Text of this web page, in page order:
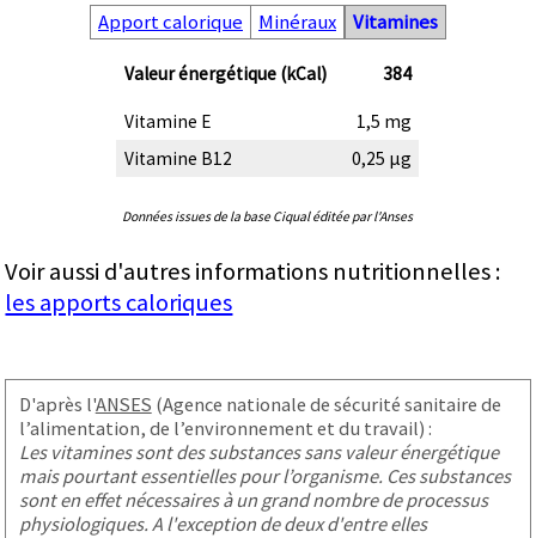
Apport calorique Minéraux Vitamines
Valeur énergétique (kCal) 384
Vitamine E
1,5 mg
Vitamine B12
0,25 µg
Données issues de la base Ciqual éditée par l'Anses
Voir aussi d'autres informations nutritionnelles :
les apports caloriques
D'après l'ANSES (Agence nationale de sécurité sanitaire de
l’alimentation, de l’environnement et du travail) :
Les vitamines sont des substances sans valeur énergétique
mais pourtant essentielles pour l’organisme. Ces substances
sont en effet nécessaires à un grand nombre de processus
physiologiques. A l'exception de deux d'entre elles